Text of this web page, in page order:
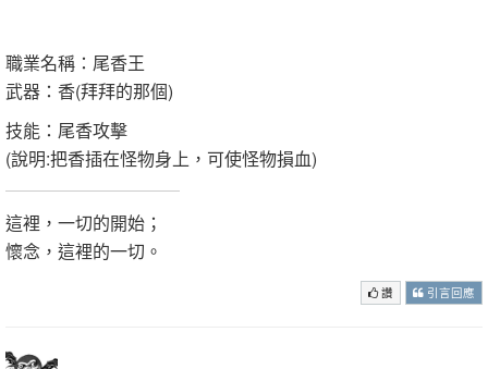
職業名稱：尾香王
武器：香(拜拜的那個)
技能：尾香攻擊
(說明:把香插在怪物身上，可使怪物損血)
這裡，一切的開始；
懷念，這裡的一切。
讚 引言回應